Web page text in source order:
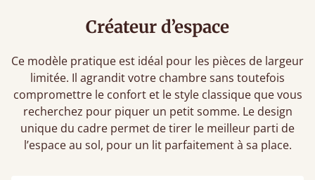
Créateur d’espace
Ce modèle pratique est idéal pour les pièces de largeur
limitée. Il agrandit votre chambre sans toutefois
compromettre le confort et le style classique que vous
recherchez pour piquer un petit somme. Le design
unique du cadre permet de tirer le meilleur parti de
l’espace au sol, pour un lit parfaitement à sa place.